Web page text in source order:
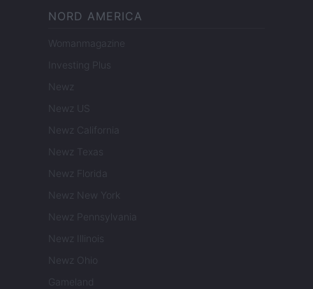
NORD AMERICA
Womanmagazine
Investing Plus
Newz
Newz US
Newz California
Newz Texas
Newz Florida
Newz New York
Newz Pennsylvania
Newz Illinois
Newz Ohio
Gameland